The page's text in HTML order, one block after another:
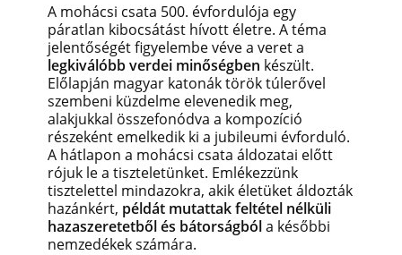
A mohácsi csata 500. évfordulója egy
páratlan kibocsátást hívott életre. A téma
jelentőségét figyelembe véve a veret a
legkiválóbb verdei minőségben készült.
Előlapján magyar katonák török túlerővel
szembeni küzdelme elevenedik meg,
alakjukkal összefonódva a kompozíció
részeként emelkedik ki a jubileumi évforduló.
A hátlapon a mohácsi csata áldozatai előtt
rójuk le a tiszteletünket. Emlékezzünk
tisztelettel mindazokra, akik életüket áldozták
hazánkért, példát mutattak feltétel nélküli
hazaszeretetből és bátorságbóla későbbi
nemzedékek számára.